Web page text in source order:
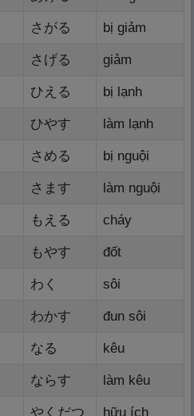
さがる bị giảm
さげる giảm
ひえる bị lạnh
ひやす làm lạnh
さめる bị nguội
さます làm nguội
もえる cháy
もやす đốt
わく sôi
わかす đun sôi
なる kêu
ならす làm kêu
やくだつ hữu ích